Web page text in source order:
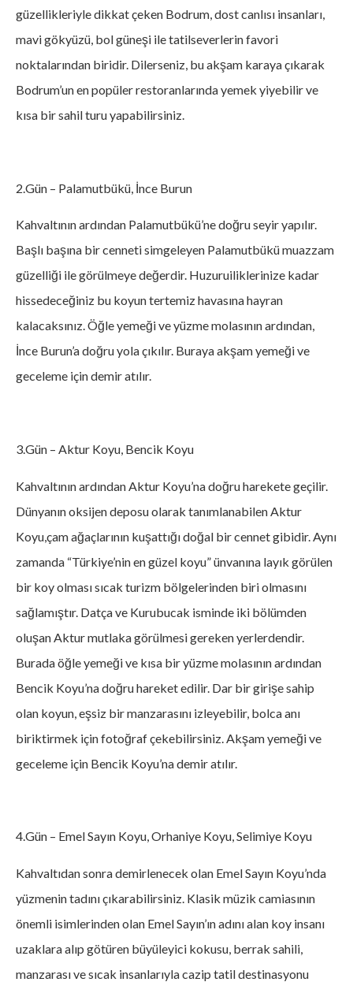
güzellikleriyle dikkat çeken Bodrum, dost canlısı insanları,
mavi gökyüzü, bol güneşi ile tatilseverlerin favori
noktalarından biridir. Dilerseniz, bu akşam karaya çıkarak
Bodrum’un en popüler restoranlarında yemek yiyebilir ve
kısa bir sahil turu yapabilirsiniz.
2.Gün – Palamutbükü, İnce Burun
Kahvaltının ardından Palamutbükü’ne doğru seyir yapılır.
Başlı başına bir cenneti simgeleyen Palamutbükü muazzam
güzelliği ile görülmeye değerdir. Huzuruiliklerinize kadar
hissedeceğiniz bu koyun tertemiz havasına hayran
kalacaksınız. Öğle yemeği ve yüzme molasının ardından,
İnce Burun’a doğru yola çıkılır. Buraya akşam yemeği ve
geceleme için demir atılır.
3.Gün – Aktur Koyu, Bencik Koyu
Kahvaltının ardından Aktur Koyu’na doğru harekete geçilir.
Dünyanın oksijen deposu olarak tanımlanabilen Aktur
Koyu,çam ağaçlarının kuşattığı doğal bir cennet gibidir. Aynı
zamanda “Türkiye’nin en güzel koyu” ünvanına layık görülen
bir koy olması sıcak turizm bölgelerinden biri olmasını
sağlamıştır. Datça ve Kurubucak isminde iki bölümden
oluşan Aktur mutlaka görülmesi gereken yerlerdendir.
Burada öğle yemeği ve kısa bir yüzme molasının ardından
Bencik Koyu’na doğru hareket edilir. Dar bir girişe sahip
olan koyun, eşsiz bir manzarasını izleyebilir, bolca anı
biriktirmek için fotoğraf çekebilirsiniz. Akşam yemeği ve
geceleme için Bencik Koyu’na demir atılır.
4.Gün – Emel Sayın Koyu, Orhaniye Koyu, Selimiye Koyu
Kahvaltıdan sonra demirlenecek olan Emel Sayın Koyu’nda
yüzmenin tadını çıkarabilirsiniz. Klasik müzik camiasının
önemli isimlerinden olan Emel Sayın’ın adını alan koy insanı
uzaklara alıp götüren büyüleyici kokusu, berrak sahili,
manzarası ve sıcak insanlarıyla cazip tatil destinasyonu